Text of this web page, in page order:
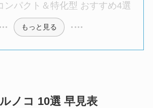
ンパクト＆特化型 おすすめ4選
もっと見る
ノコ 10選 早見表